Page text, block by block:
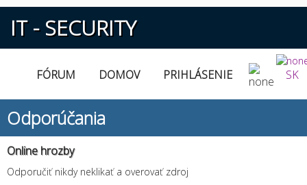
IT - SECURITY
FÓRUM DOMOV PRIHLÁSENIE SK
Odporúčania
Online hrozby
Odporučiť nikdy neklikať a overovať zdroj